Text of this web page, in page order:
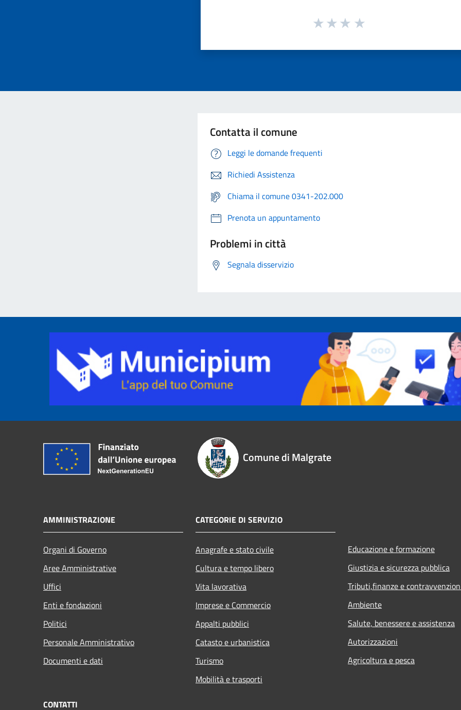
Contatta il comune
Leggi le domande frequenti
Richiedi Assistenza
Chiama il comune 0341-202.000
Prenota un appuntamento
Problemi in città
Segnala disservizio
Comune di Malgrate
AMMINISTRAZIONE
Organi di Governo
Aree Amministrative
Uffici
Enti e fondazioni
Politici
Personale Amministrativo
Documenti e dati
CATEGORIE DI SERVIZIO
Anagrafe e stato civile
Cultura e tempo libero
Vita lavorativa
Imprese e Commercio
Appalti pubblici
Catasto e urbanistica
Turismo
Mobilità e trasporti
Educazione e formazione
Giustizia e sicurezza pubblica
Tributi,finanze e
Ambiente
Salute, benessere e assistenza
Autorizzazioni
Agricoltura e pesca
CONTATTI